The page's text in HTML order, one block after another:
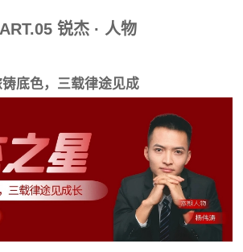
05 锐杰 · 人物
底色，三载律途见成